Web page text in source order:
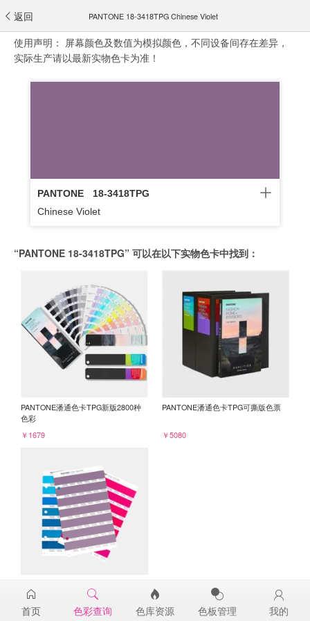
返回 PANTONE 18-3418TPG Chinese Violet
使用声明： 屏幕颜色及数值为模拟颜色，不同设备间存在差异，
实际生产请以最新实物色卡为准！
PANTONE
18-3418TPG
Chinese Violet
“PANTONE 18-3418TPG” 可以在以下实物色卡中找到：
PANTONE潘通色卡TPG新版2800种
色彩
￥1679
PANTONE潘通色卡TPG可撕版色票
￥5080
18-3418TPG
￥98
首页 色彩查询 色库资源 色板管理 我的